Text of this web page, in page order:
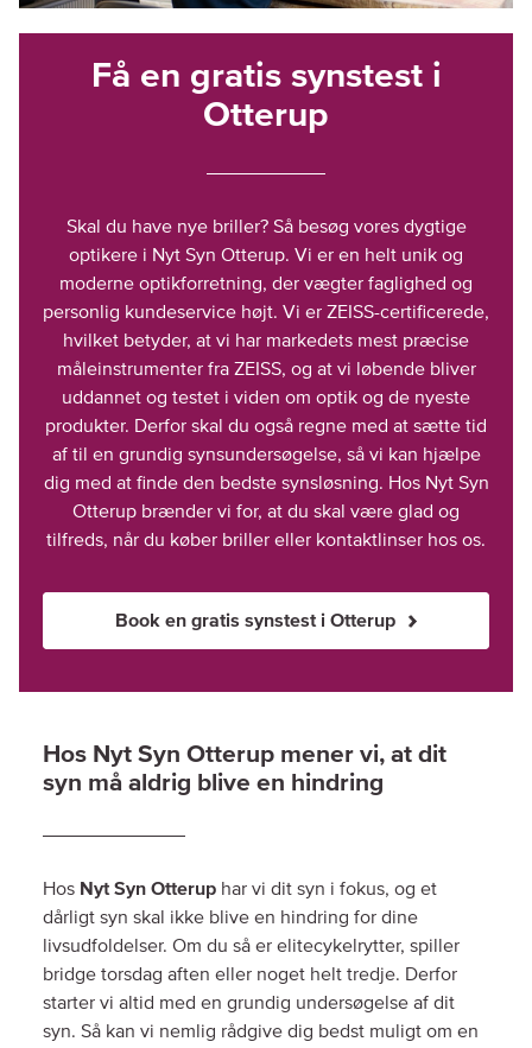
Få en gratis synstest i
Otterup
Skal du have nye briller? Så besøg vores dygtige
optikere i Nyt Syn Otterup. Vi er en helt unik og
moderne optikforretning, der vægter faglighed og
personlig kundeservice højt. Vi er ZEISS-certificerede,
hvilket betyder, at vi har markedets mest præcise
måleinstrumenter fra ZEISS, og at vi løbende bliver
uddannet og testet i viden om optik og de nyeste
produkter. Derfor skal du også regne med at sætte tid
af til en grundig synsundersøgelse, så vi kan hjælpe
dig med at finde den bedste synsløsning. Hos Nyt Syn
Otterup brænder vi for, at du skal være glad og
tilfreds, når du køber briller eller kontaktlinser hos os.
Book en gratis synstest i Otterup
Hos Nyt Syn Otterup mener vi, at dit
syn må aldrig blive en hindring
Hos Nyt Syn Otterup har vi dit syn i fokus, og et
dårligt syn skal ikke blive en hindring for dine
livsudfoldelser. Om du så er elitecykelrytter, spiller
bridge torsdag aften eller noget helt tredje. Derfor
starter vi altid med en grundig undersøgelse af dit
syn. Så kan vi nemlig rådgive dig bedst muligt om en